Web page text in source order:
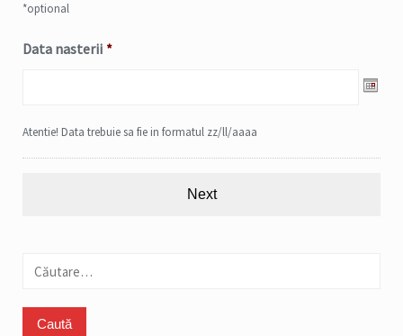
*optional
Data nasterii *
YYYY
Atentie! Data trebuie sa fie in formatul zz/ll/aaaa
Caută